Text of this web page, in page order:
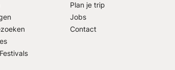
Plan je trip
Jobs
Contact